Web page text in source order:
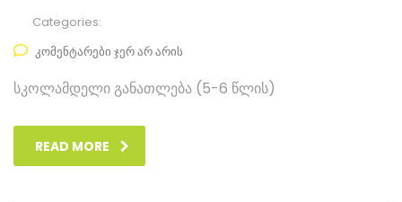
Categories:
კომენტარები ჯერ არ არის
სკოლამდელი განათლება (5-6 წლის)
READ MORE